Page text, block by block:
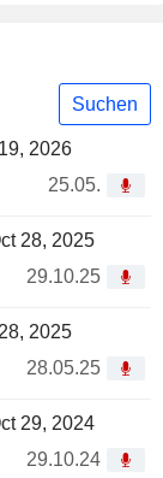
Suchen
2026
25.05.
28, 2025
29.10.25
2025
28.05.25
29, 2024
29.10.24